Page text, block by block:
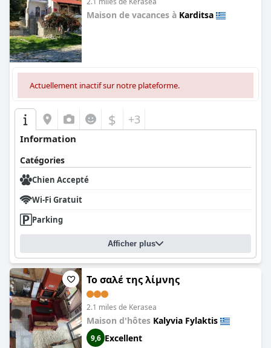
Maison de vacances à Karditsa
Actuellement inactif sur notre plateforme.
$ +3
Information
Catégories
Chien Accepté
Wi-Fi Gratuit
Parking
Afficher plus
Το σαλέ της λίμνης
2.1 miles de Kerasea
Maison d'hôtes Kalyvia Fylaktis
9,6 Excellent